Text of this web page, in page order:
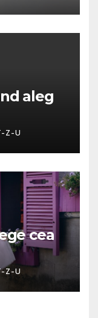
aleg
Z-U
cea
Z-U